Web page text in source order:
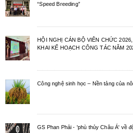
“Speed Breeding”
HỘI NGHỊ CÁN BỘ VIÊN CHỨC
KHAI KẾ HOẠCH CÔNG TÁC NĂM
Công nghệ sinh học – Nền tảng của
GS Phan Phải - 'phù thủy Châu Á' về